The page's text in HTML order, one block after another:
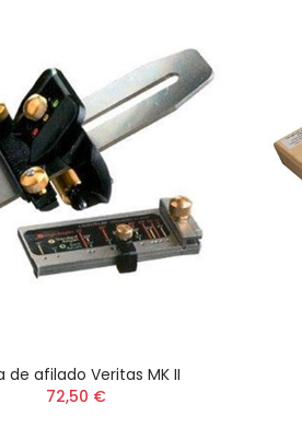
de afilado Veritas MK II
72,50 €